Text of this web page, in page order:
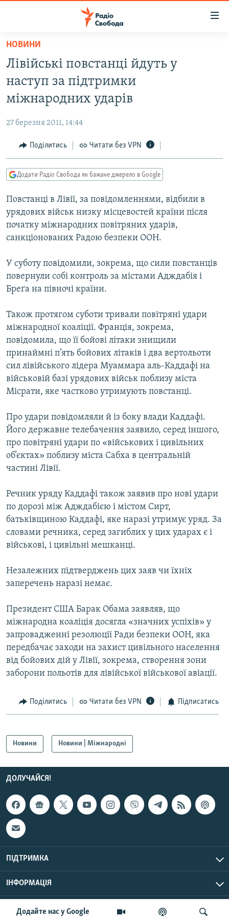
Перейти
основного
матеріалу
Перейти
до
основної
навігації
Перейти
до
пошуку
СТАТТІ
ЕКОНОМІКА
СУСПІЛЬСТВО
УКРАЇНА
РОСІЙСЬКА «ФІЛЬТРАЦІЯ»
ДОНБАС.РЕАЛІЇ
ТИ ЯК?
СХЕМИ
КИТАЙ.ВИКЛИКИ
МУЛЬТИМЕДІА
ФОТО
СПЕЦПРОЄКТИ
ПОДКАСТИ
КРИМ РЕАЛІЇ
РУС
УКР
Усі сайти RFE/RL
Додайте нас у Google
НОВИНИ
Лівійські повстанці йдуть у
наступ за підтримки
міжнародних ударів
27 березня 2011, 14:44
Поділитись Читати без VPN
Додати Радіо Свобода як бажане джерело в Google
Повстанці в Лівії, за повідомленнями, відбили в
урядових військ низку місцевостей країни після
початку міжнародних повітряних ударів,
санкціонованих Радою безпеки ООН.
У суботу повідомили, зокрема, що сили повстанців
повернули собі контроль за містами Адждабія і
Бреґа на півночі країни.
Також протягом суботи тривали повітряні удари
міжнародної коаліції. Франція, зокрема,
повідомила, що її бойові літаки знищили
принаймні п’ять бойових літаків і два вертольоти
сил лівійського лідера Муаммара аль-Каддафі на
військовій базі урядових військ поблизу міста
Місрати, яке частково утримують повстанці.
Про удари повідомляли й із боку влади Каддафі.
Його державне телебачення заявило, серед іншого,
про повітряні удари по «військових і цивільних
об’єктах» поблизу міста Сабха в центральній
частині Лівії.
Речник уряду Каддафі також заявив про нові удари
по дорозі між Адждабією і містом Сирт,
батьківщиною Каддафі, яке наразі утримує уряд. За
словами речника, серед загиблих у цих ударах є і
військові, і цивільні мешканці.
Незалежних підтверджень цих заяв чи їхніх
заперечень наразі немає.
Президент США Барак Обама заявляв, що
міжнародна коаліція досягла «значних успіхів» у
запровадженні резолюції Ради безпеки ООН, яка
передбачає заходи на захист цивільного населення
від бойових дій у Лівії, зокрема, створення зони
заборони польотів для лівійської військової авіації.
Поділитись Читати без VPN Підписатись
Новини Новини | Міжнародні
ДОЛУЧАЙСЯ!
ПІДТРИМКА
ІНФОРМАЦІЯ
© Радіо Свобода, 2026 | Усі права застережено.
UTC+3